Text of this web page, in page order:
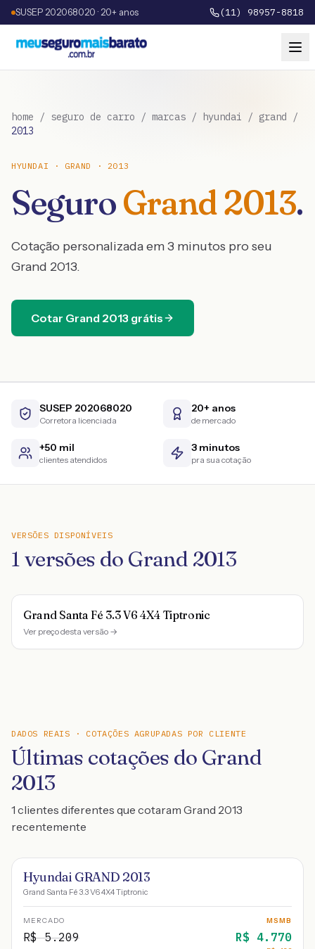
SUSEP 202068020 · 20+ anos (11) 98957-8818
home / seguro de carro / marcas / hyundai / grand /
2013
HYUNDAI · GRAND · 2013
SeguroGrand2013.
Cotação personalizada em 3 minutos pro seu
Grand 2013.
Cotar Grand 2013 grátis
SUSEP 202068020
Corretora licenciada
20+ anos
de mercado
+50 mil
clientes atendidos
3 minutos
pra sua cotação
VERSÕES DISPONÍVEIS
1versões do Grand 2013
Grand Santa Fé 3.3 V6 4X4 Tiptronic
Ver preço desta versão →
DADOS REAIS · COTAÇÕES AGRUPADAS POR CLIENTE
Últimas cotações do Grand
2013
1 clientes diferentes que cotaram Grand 2013
recentemente
Hyundai GRAND 2013
Grand Santa Fé 3.3 V6 4X4 Tiptronic
MERCADO
R$5.209
MSMB
R$ 4.770